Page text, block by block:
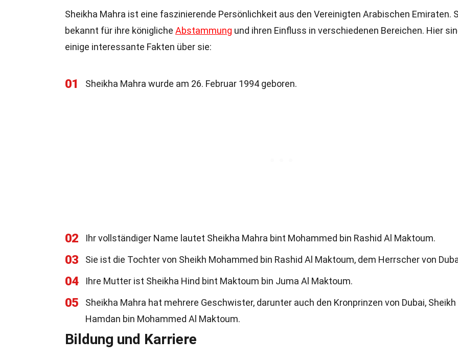
Sheikha Mahra ist eine faszinierende Persönlichkeit aus den Vereinigten Arabischen Emiraten.
bekannt für ihre königliche Abstammung und ihren Einfluss in verschiedenen Bereichen. Hier
einige interessante Fakten über sie:
01 Sheikha Mahra wurde am 26. Februar 1994 geboren.
02 Ihr vollständiger Name lautet Sheikha Mahra bint Mohammed bin Rashid Al Maktoum.
03 Sie ist die Tochter von Sheikh Mohammed bin Rashid Al Maktoum, dem Herrscher von
04 Ihre Mutter ist Sheikha Hind bint Maktoum bin Juma Al Maktoum.
05
Sheikha Mahra hat mehrere Geschwister, darunter auch den Kronprinzen von Dubai, Sheikh
Hamdan bin Mohammed Al Maktoum.
Bildung und Karriere